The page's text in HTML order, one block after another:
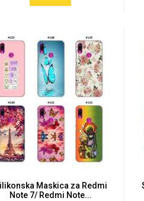
Maskica za Redmi
Note 7/ Redmi Note...